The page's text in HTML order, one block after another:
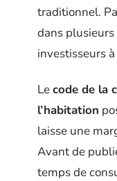
traditionnel.
dans
investisseurs
Lecode de la
l’habitation
laisse une
Avant de
temps de